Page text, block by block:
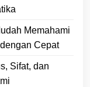
Memahami
Cepat
Sifat, dan